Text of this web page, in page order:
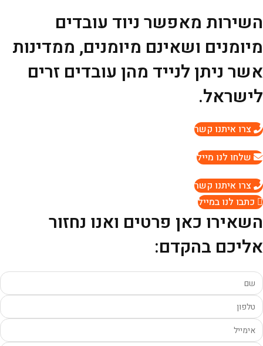
השירות מאפשר ניוד עובדים
מיומנים ושאינם מיומנים, ממדינות
אשר ניתן לנייד מהן עובדים זרים
לישראל.
צרו איתנו קשר
שלחו לנו מייל
צרו איתנו קשר
כתבו לנו במייל
השאירו כאן פרטים ואנו נחזור
אליכם בהקדם: